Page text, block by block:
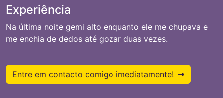
Experiência
Na última noite gemi alto enquanto ele me chupava e
me enchia de dedos até gozar duas vezes.
Entre em contacto comigo imediatamente!